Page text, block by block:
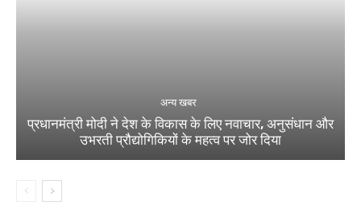
अन्य खबर
प्रधानमंत्री मोदी ने देश के विकास के लिए नवाचार, अनुसंधान और
उभरती प्रौद्योगिकियों के महत्व पर जोर दिया